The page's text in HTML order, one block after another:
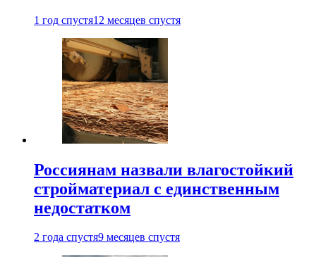
1 год спустя12 месяцев спустя
Россиянам назвали влагостойкий
стройматериал с единственным
недостатком
2 года спустя9 месяцев спустя